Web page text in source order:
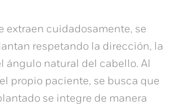
extraen cuidadosamente, se
respetando la dirección, la
ángulo natural del cabello. Al
propio paciente, se busca que
se integre de manera